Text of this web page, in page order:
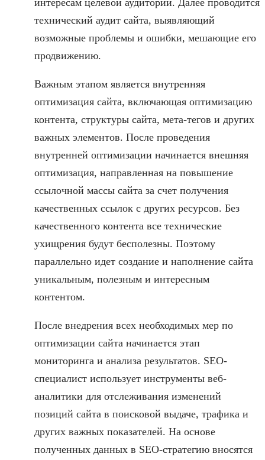
технический аудит сайта, выявляющий
возможные проблемы и ошибки, мешающие его
продвижению.
Важным этапом является внутренняя
оптимизация сайта, включающая оптимизацию
контента, структуры сайта, мета-тегов и других
важных элементов. После проведения
внутренней оптимизации начинается внешняя
оптимизация, направленная на повышение
ссылочной массы сайта за счет получения
качественных ссылок с других ресурсов. Без
качественного контента все технические
ухищрения будут бесполезны. Поэтому
параллельно идет создание и наполнение сайта
уникальным, полезным и интересным
контентом.
После внедрения всех необходимых мер по
оптимизации сайта начинается этап
мониторинга и анализа результатов. SEO-
специалист использует инструменты веб-
аналитики для отслеживания изменений
позиций сайта в поисковой выдаче, трафика и
других важных показателей. На основе
полученных данных в SEO-стратегию вносятся